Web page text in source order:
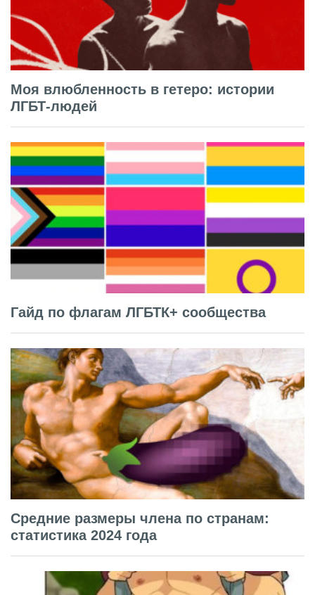
Моя влюбленность в гетеро: истории
ЛГБТ-людей
Гайд по флагам ЛГБТК+ сообщества
Средние размеры члена по странам:
статистика 2024 года